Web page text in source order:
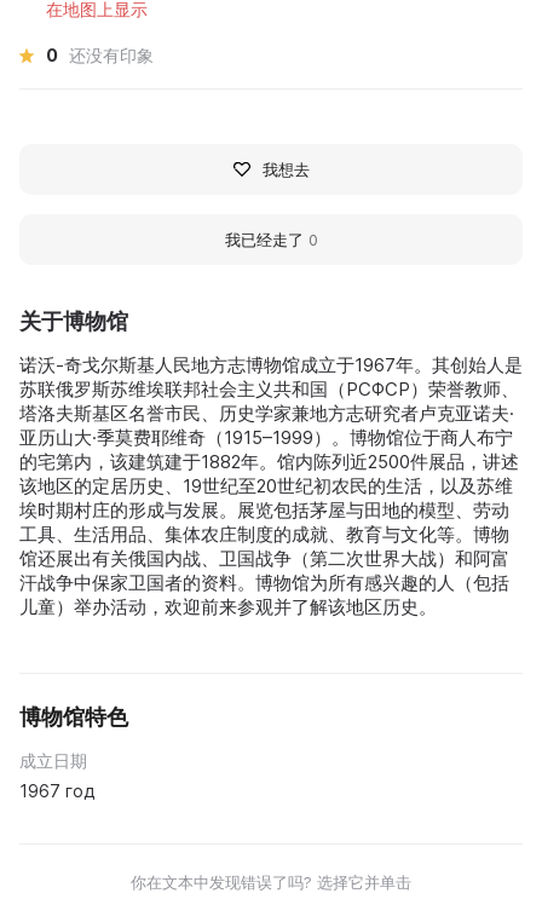
关于博物馆
诺沃-奇戈尔斯基人民地方志博物馆成立于1967年。其创始人是
苏联俄罗斯苏维埃联邦社会主义共和国（РСФСР）荣誉教师、
塔洛夫斯基区名誉市民、历史学家兼地方志研究者卢克亚诺夫·
亚历山大·季莫费耶维奇（1915–1999）。博物馆位于商人布宁
的宅第内，该建筑建于1882年。馆内陈列近2500件展品，讲述
该地区的定居历史、19世纪至20世纪初农民的生活，以及苏维
埃时期村庄的形成与发展。展览包括茅屋与田地的模型、劳动
工具、生活用品、集体农庄制度的成就、教育与文化等。博物
馆还展出有关俄国内战、卫国战争（第二次世界大战）和阿富
汗战争中保家卫国者的资料。博物馆为所有感兴趣的人（包括
儿童）举办活动，欢迎前来参观并了解该地区历史。
博物馆特色
成立日期
1967 год
你在文本中发现错误了吗? 选择它并单击
在地图上显示
0 还没有印象
我想去
我已经走了 0